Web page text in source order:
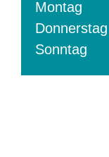
Montag
Donnerstag
Sonntag